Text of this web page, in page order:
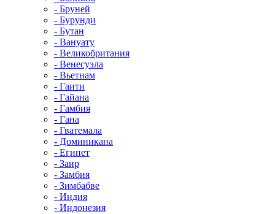
- Бруней
- Бурунди
- Бутан
- Вануату
- Великобритания
- Венесуэла
- Вьетнам
- Гаити
- Гайана
- Гамбия
- Гана
- Гватемала
- Доминикана
- Египет
- Заир
- Замбия
- Зимбабве
- Индия
- Индонезия